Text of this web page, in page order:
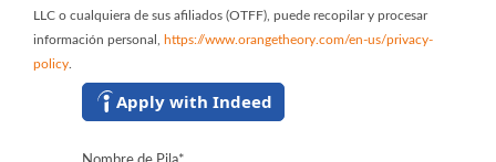
LLC o cualquiera de sus afiliados (OTFF), puede recopilar y procesar
información personal,
https://www.orangetheory.com/en-us/privacy-
policy
Apply with Indeed